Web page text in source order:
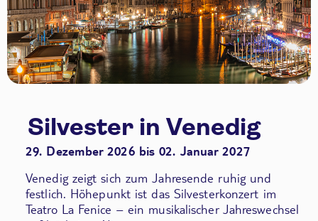
Silvester in Venedig
29. Dezember 2026 bis 02. Januar 2027
Venedig zeigt sich zum Jahresende ruhig und
festlich. Höhepunkt ist das Silvesterkonzert im
Teatro La Fenice – ein musikalischer Jahreswechsel